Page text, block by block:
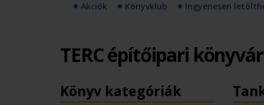
Akciók Könyvklub Ingyenesen
TERC építőipari
Könyv kategóriák